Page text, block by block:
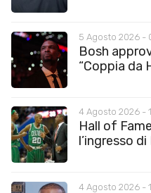
5 Agosto 2026 -
Bosh
“Coppia da
4 Agosto 2026 -
Hall of
l’ingresso di
4 Agosto 2026 -